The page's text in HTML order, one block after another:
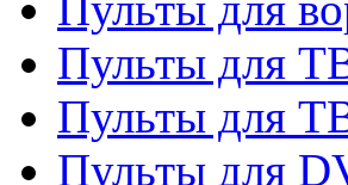
Пульты для
Пульты для
Пульты для